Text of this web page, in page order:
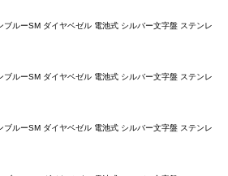
ブルーSM ダイヤベゼル 電池式 シルバー文字盤 ステンレ
ブルーSM ダイヤベゼル 電池式 シルバー文字盤 ステンレ
ブルーSM ダイヤベゼル 電池式 シルバー文字盤 ステンレ